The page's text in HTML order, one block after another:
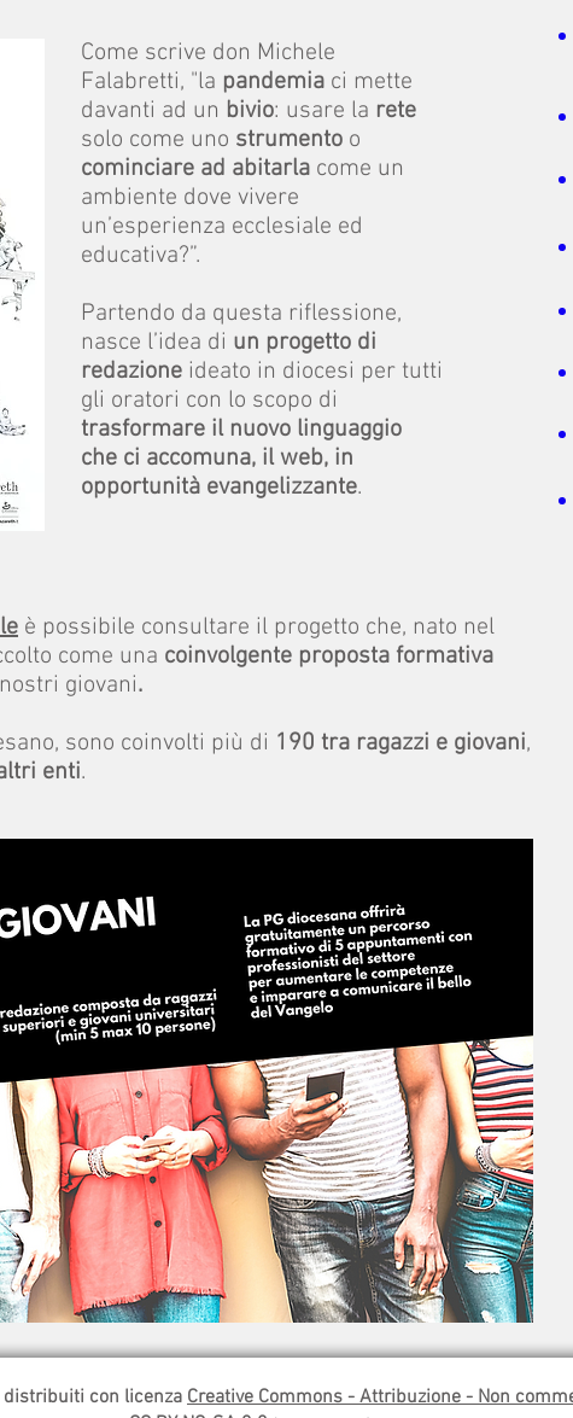
Come scrive don Michele
Falabretti, "la pandemia ci mette
davanti ad un bivio: usare la rete
solo come uno strumento o
cominciare ad abitarla come un
ambiente dove vivere
un’esperienza ecclesiale ed
educativa?”.
Partendo da questa riflessione,
nasce l’idea di un progetto di
redazione ideato in diocesi per tutti
gli oratori con lo scopo di
trasformare il nuovo linguaggio
che ci accomuna, il web, in
opportunità evangelizzante.
è possibile consultare il progetto che, nato nel
come una coinvolgente proposta formativa
giovani.
sono coinvolti più di 190 tra ragazzi e giovani,
enti.
con licenza Creative Commons - Attribuzione - Non